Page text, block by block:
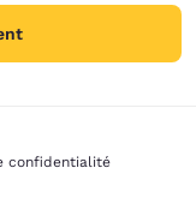
confidentialité